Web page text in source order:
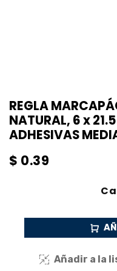
REGLA
NATURAL, 6 x
ADHESIVAS
$ 0.39
Añadir a la